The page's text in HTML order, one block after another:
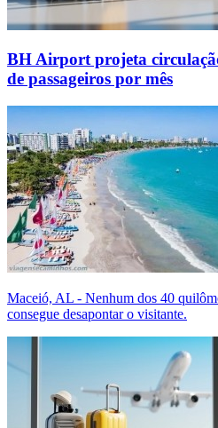
BH Airport projeta
de passageiros por mês
Maceió, AL - Nenhum dos 40
consegue desapontar o visitante.